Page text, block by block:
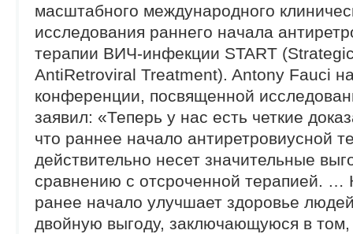
масштабного международного
исследования раннего начала
терапии ВИЧ-инфекции START
AntiRetroviral Treatment). Antony Fauci
конференции, посвященной
заявил: «Теперь у нас есть четкие
что раннее начало антиретровиусной
действительно несет значительные
сравнению с отсроченной терапией. …
ранее начало улучшает здоровье
двойную выгоду, заключающуюся в